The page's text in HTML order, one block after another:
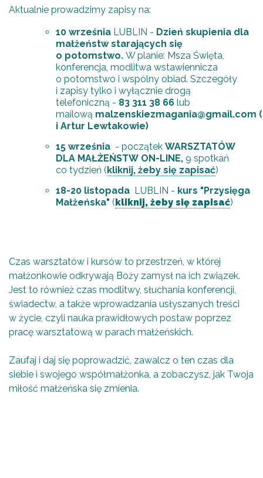
Aktualnie prowadzimy zapisy na:
10 września LUBLIN - Dzień skupienia dla
małżeństwstarających się
o potomstwo. W planie: Msza Święta,
konferencja, modlitwa wstawiennicza
o potomstwo i wspólny obiad. Szczegóły
i zapisy tylko i wyłącznie drogą
telefoniczną - 83 311 38 66 lub
mailową malzenskiezmagania@gmail.com
i Artur Lewtakowie)
15 września - początek WARSZTATÓW
DLA MAŁŻEŃSTW ON-LINE, 9 spotkań
co tydzień (kliknij, żeby się zapisać)
18-20 listopada LUBLIN - kurs "Przysięga
Małżeńska" (kliknij, żeby się zapisać)
Czas warsztatów i kursów to przestrzeń, w której
małżonkowie odkrywają Boży zamysł na ich związek.
Jest to również czas modlitwy, słuchania konferencji,
świadectw, a także wprowadzania usłyszanych treści
w życie, czyli nauka prawidłowych postaw poprzez
pracę warsztatową w parach małżeńskich.
Zaufaj i daj się poprowadzić, zawalcz o ten czas dla
siebie i swojego współmałżonka, a zobaczysz, jak Twoja
miłość małżeńska się zmienia.